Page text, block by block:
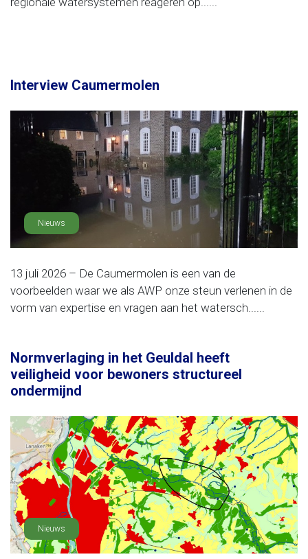
Interview Caumermolen
Nieuws
13 juli 2026 – De Caumermolen is een van de
voorbeelden waar we als AWP onze steun verlenen in de
vorm van expertise en vragen aan het watersch......
Normverlaging in het Geuldal heeft
veiligheid voor bewoners structureel
ondermijnd
Nieuws